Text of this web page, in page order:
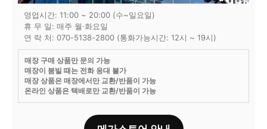
영업시간: 11:00 ~ 20:00 (수~일요일)
휴 무 일: 매주 월·화요일
연 락 처: 070-5138-2800 (통화가능시간: 12시 ~ 19시)
매장 구매 상품만 문의 가능
매장이 붐빌 때는 전화 응대 불가
매장 상품은 매장에서만 교환/반품이 가능
온라인 상품은 택배로만 교환/반품이 가능